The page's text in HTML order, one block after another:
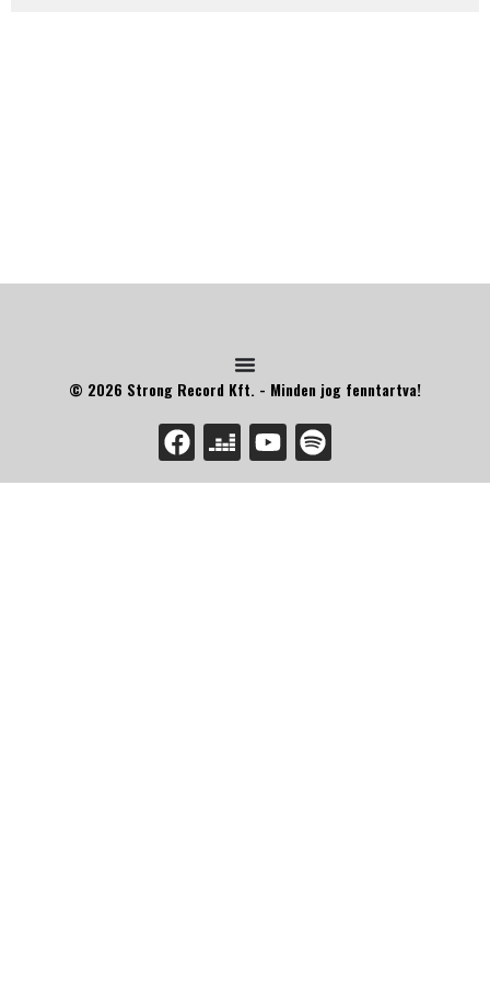
© 2026 Strong Record Kft. - Minden jog fenntartva!